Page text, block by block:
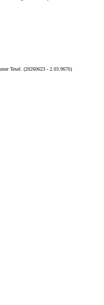
Texel. (20260623 - 2.03.9670)